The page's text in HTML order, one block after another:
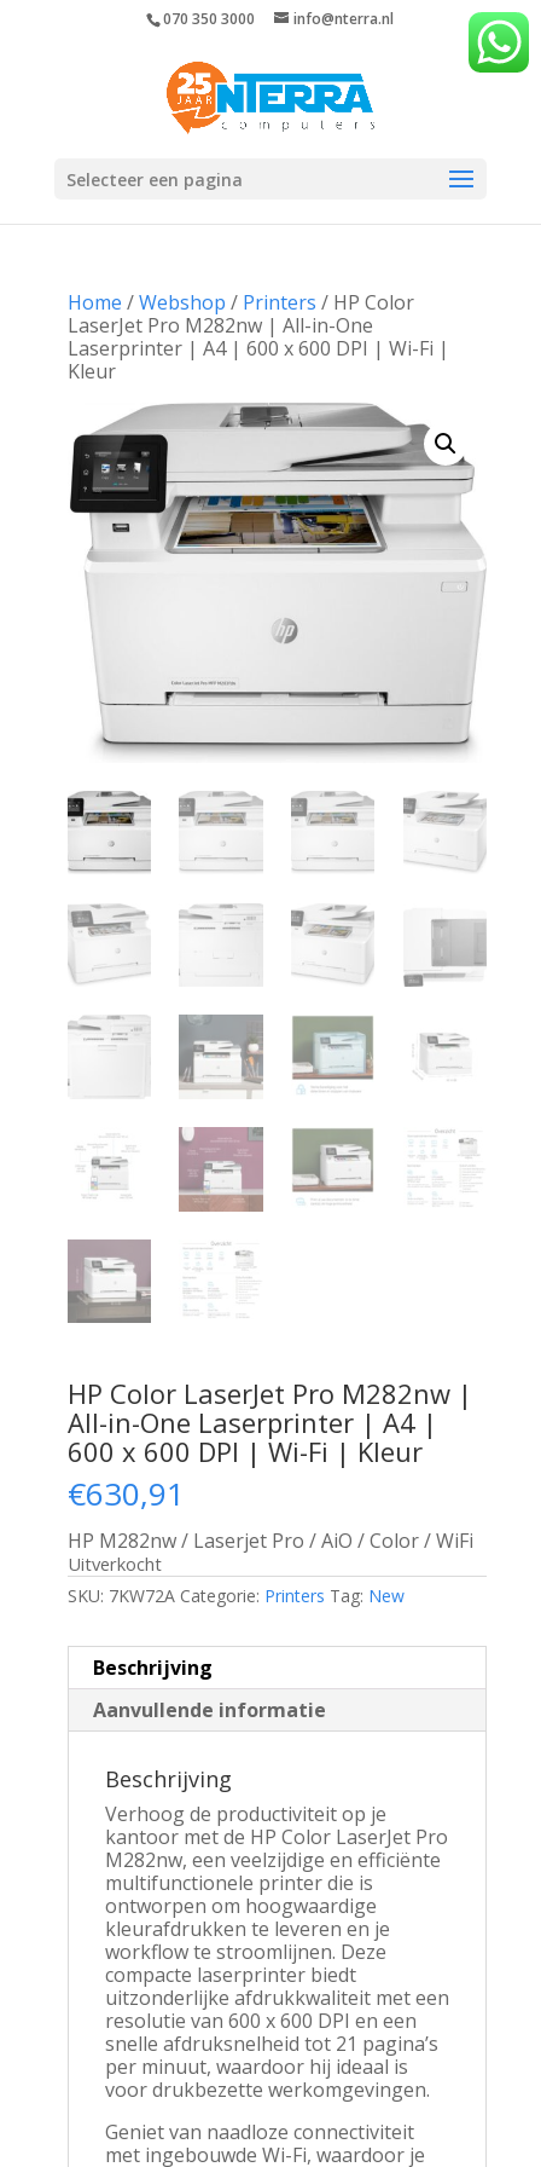
070 350 3000 info@nterra.nl
Selecteer een pagina
Home /Webshop / Printers / HP Color
LaserJet Pro M282nw | All-in-One
Laserprinter | A4 | 600 x 600 DPI | Wi-Fi |
Kleur
HP Color LaserJet Pro M282nw |
All-in-One Laserprinter | A4 |
600 x 600 DPI | Wi-Fi | Kleur
€630,91
HP M282nw / Laserjet Pro / AiO / Color / WiFi
Uitverkocht
SKU: 7KW72A Categorie: Printers Tag: New
Beschrijving
Aanvullende informatie
Beschrijving
Verhoog de productiviteit op je
kantoor met de HP Color LaserJet Pro
M282nw, een veelzijdige en efficiënte
multifunctionele printer die is
ontworpen om hoogwaardige
kleurafdrukken te leveren en je
workflow te stroomlijnen. Deze
compacte laserprinter biedt
uitzonderlijke afdrukkwaliteit met een
resolutie van 600 x 600 DPI en een
snelle afdruksnelheid tot 21 pagina’s
per minuut, waardoor hij ideaal is
voor drukbezette werkomgevingen.
Geniet van naadloze connectiviteit
met ingebouwde Wi-Fi, waardoor je